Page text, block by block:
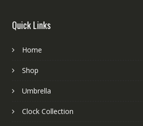
Quick Links
Home
Shop
Umbrella
Clock Collection